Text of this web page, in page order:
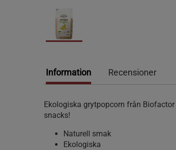
Information Recensioner
Ekologiska grytpopcorn från
snacks!
Naturell smak
Ekologiska